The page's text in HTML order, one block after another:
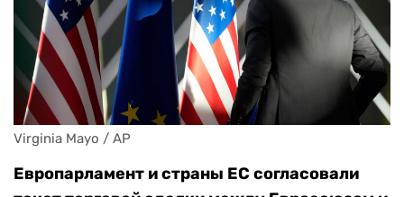
Virginia Mayo / AP
Европарламент и страны ЕС согласовали